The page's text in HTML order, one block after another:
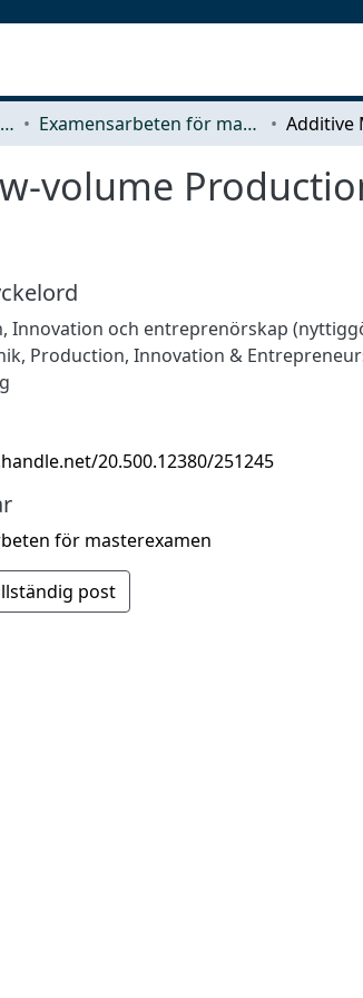
Industri- och materialvetenskap (IMS) Examensarbeten för masterexamen
volume
, Innovation och entreprenörskap
, Production, Innovation &
20.500.12380/251245
för masterexamen
post